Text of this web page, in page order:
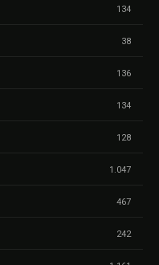
134
38
136
134
128
1.047
467
242